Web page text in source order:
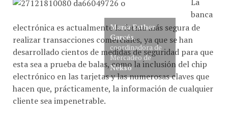
María Esther
Garcés,
coordinadora de
Mercadeo de
Nekso
La
banca
electrónica es actualmente la forma más segura de
realizar transacciones comerciales, ya que se han
desarrollado cientos de medidas de seguridad para que
esta sea a prueba de balas, como la inclusión del chip
electrónico en las tarjetas y las numerosas claves que
hacen que, prácticamente, la información de cualquier
cliente sea impenetrable.